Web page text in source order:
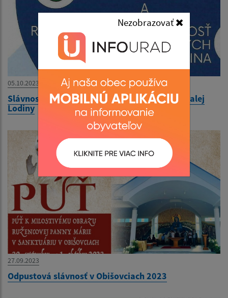
Nezobrazovať
05.10.2023
Slávnostná akadémia venovaná rodákom z Malej
Lodiny
27.09.2023
Odpustová slávnosť v Obišovciach 2023